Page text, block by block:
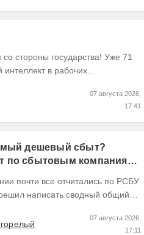
стороны государства! Уже 71
в рабочих...
07 августа 2026,
17:41
дешевый сбыт?
по сбытовым компаниям
почти все отчитались по РСБУ
написать сводный общий
07 августа 2026,
17:11